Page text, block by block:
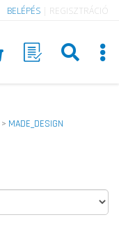
BELÉPÉS REGISZTRÁCIÓ
> MADE_DESIGN